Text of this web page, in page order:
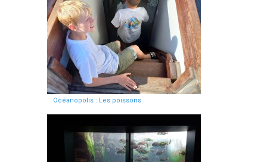
Océanopolis : Les poissons